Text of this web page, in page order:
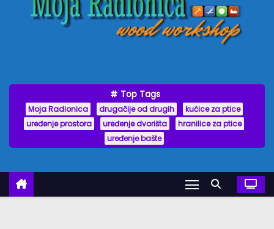
Top Tags
Moja Radionica drugačije od drugih
kućice za ptice
uređenje prostora
uređenje dvorišta
hranilice za ptice
uređenje bašte